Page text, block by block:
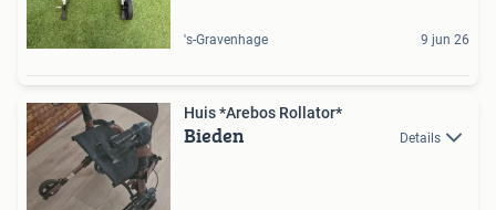
's-Gravenhage 9 jun 26
Huis *Arebos Rollator*
Bieden Details